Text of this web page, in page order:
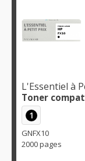
L'Essentiel à
Toner
1
GNFX10
2000 pages